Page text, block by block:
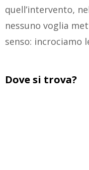
quell’intervento,
nessuno voglia
senso: incrociamo
Dove si trova?